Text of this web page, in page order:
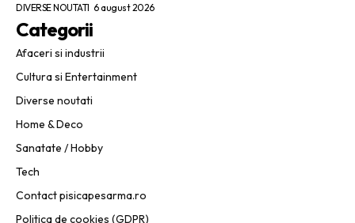
DIVERSE NOUTATI 6 august 2026
Categorii
Afaceri si industrii
Cultura si Entertainment
Diverse noutati
Home & Deco
Sanatate / Hobby
Tech
Contact pisicapesarma.ro
Politica de cookies (GDPR)